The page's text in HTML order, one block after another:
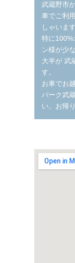
武蔵野市
車でご利
しゃいます
特に100%
ン様が少
大半が 武
す。
お車でお
パーク武
い。お帰